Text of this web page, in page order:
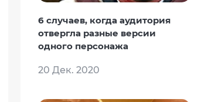
6 случаев, когда аудитория
отвергла разные версии
одного персонажа
20 Дек. 2020